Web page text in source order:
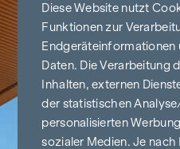
Diese Website nutzt
Funktionen zur
Endgeräteinformationen
Daten. Die Verarbeitung
Inhalten, externen
der statistischen
personalisierten
sozialer Medien. Je